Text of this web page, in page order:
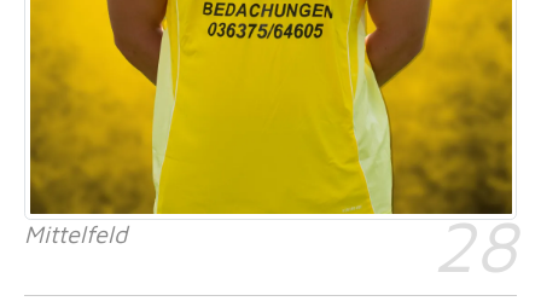
28
Mittelfeld